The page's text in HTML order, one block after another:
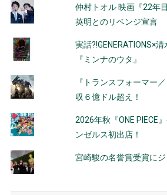
仲村トオル 映画『22年
英明とのリベンジ宣言
実話?!GENERATIONS×
『ミンナのウタ』
『トランスフォーマー
収６億ドル超え！
2026年秋『ONE PIECE
ンゼルス初出店！
宮崎駿の名誉賞受賞に